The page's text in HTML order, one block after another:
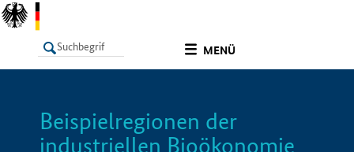
MENÜ
LISTE
Beispielregionen der
industriellen Bioökonomie